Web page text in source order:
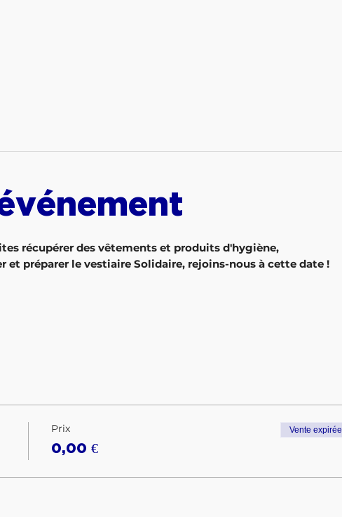
récupérer des vêtements et produits d'hygiène,
et préparer le vestiaire Solidaire, rejoins-nous à cette date !
Prix
0,00 €
Vente expirée